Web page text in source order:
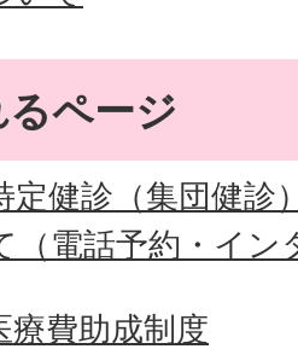
ページ
定健診（集団健診
（電話予約・イン
療費助成制度